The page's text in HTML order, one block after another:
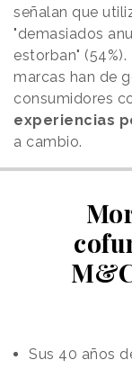
señalan que
"demasiados
estorban"
marcas han de
consumidores
experiencias
a cambio.
Sus 40 años